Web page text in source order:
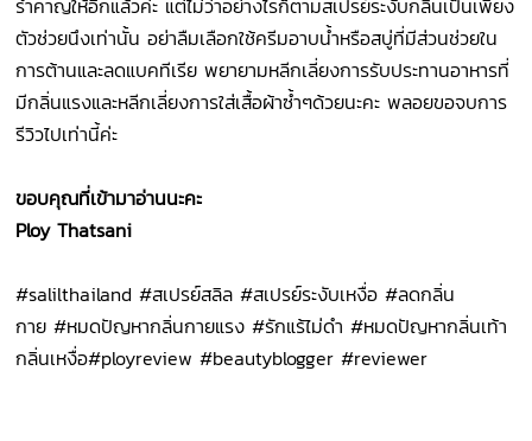
ตัวช่วยนึงเท่านั้นอย่าลืมเลือกใช้ครีมอาบน้ำหรือสบู่ที่มีส่วนช่วยใน
การต้านและลดแบคทีเรีย พยายามหลีกเลี่ยงการรับประทานอาหารที่
มีกลิ่นแรงและหลีกเลี่ยงการใส่เสื้อผ้าซ้ำๆด้วยนะคะ พลอยขอจบการ
รีวิวไปเท่านี้ค่ะ
ขอบคุณที่เข้ามาอ่านนะคะ
Ploy Thatsani
#salilthailand #สเปรย์สลิล #สเปรย์ระงับเหงื่อ #ลดกลิ่น
กาย #หมดปัญหากลิ่นกายแรง #รักแร้ไม่ดำ #หมดปัญหากลิ่นเท้า
กลิ่นเหงื่อ#ployreview #beautyblogger #reviewer